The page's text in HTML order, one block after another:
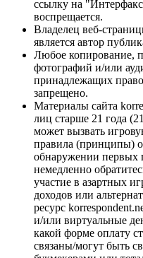
ссылку на
воспрещается.
Владелец веб-
является автор
Любое копирование,
фотографий и/или
принадлежащих
запрещено.
Материалы сайта
лиц старше 21 года
может вызвать
правила (принципы)
обнаружении первых
немедленно
участие в азартных
доходов или
ресурс
и/или виртуальные
какой форме оплату
связаны/могут быть